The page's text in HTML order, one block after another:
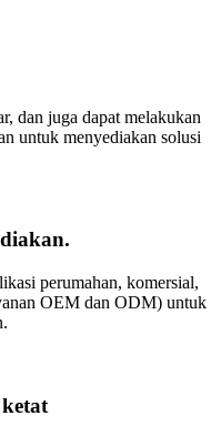
dan juga dapat melakukan
untuk menyediakan solusi
perumahan, komersial,
OEM dan ODM) untuk